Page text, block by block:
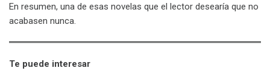
En resumen, una de esas novelas que el lector desearía que no
acabasen nunca.
Te puede interesar